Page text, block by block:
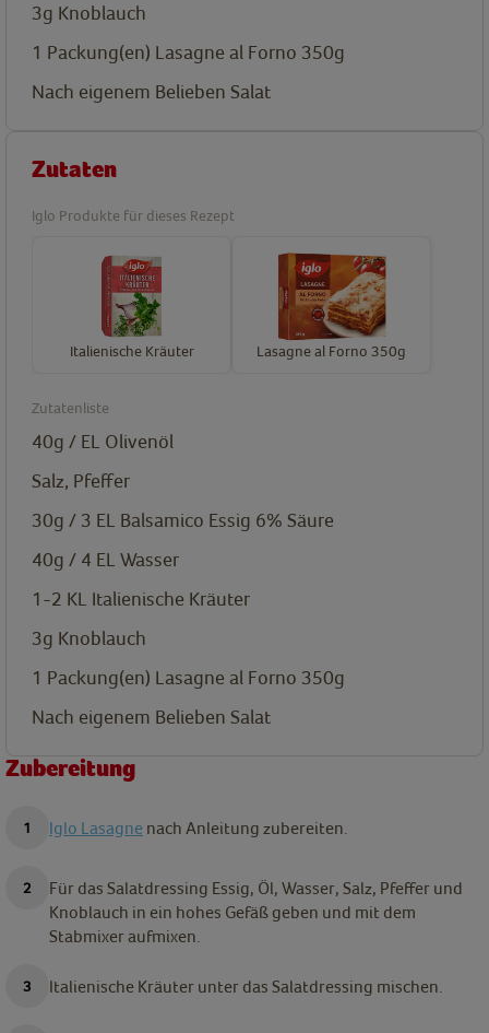
3g Knoblauch
1 Packung(en) Lasagne al Forno 350g
Nach eigenem Belieben Salat
Zutaten
Iglo Produkte für dieses Rezept
Italienische Kräuter Lasagne al Forno 350g
Zutatenliste
40g / EL Olivenöl
Salz, Pfeffer
30g / 3 EL Balsamico Essig 6% Säure
40g / 4 EL Wasser
1-2 KL Italienische Kräuter
3g Knoblauch
1 Packung(en) Lasagne al Forno 350g
Nach eigenem Belieben Salat
Zubereitung
Iglo Lasagne nach Anleitung zubereiten.
Für das Salatdressing Essig, Öl, Wasser, Salz, Pfeffer und
Knoblauch in ein hohes Gefäß geben und mit dem
Stabmixer aufmixen.
Italienische Kräuter unter das Salatdressing mischen.